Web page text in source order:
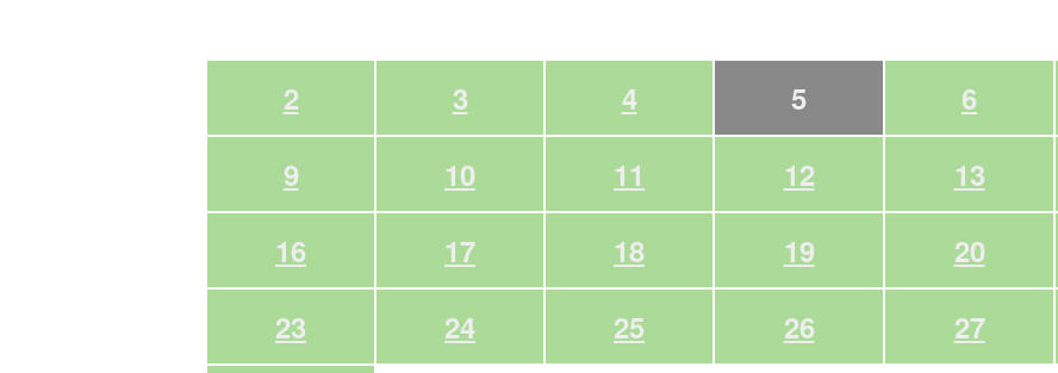
2
3 4 5 6
9
10 11 12 13
16
17 18 19 20
23
24 25 26 27